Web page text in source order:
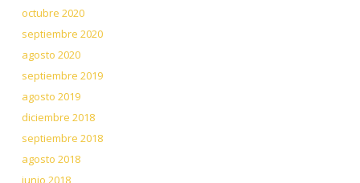
octubre 2020
septiembre 2020
agosto 2020
septiembre 2019
agosto 2019
diciembre 2018
septiembre 2018
agosto 2018
junio 2018